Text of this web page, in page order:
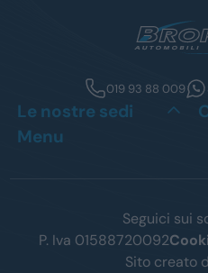
019 93 88 009
Le nostre sedi
Menu
Seguici sui
P. Iva 01588720092
Sito creato